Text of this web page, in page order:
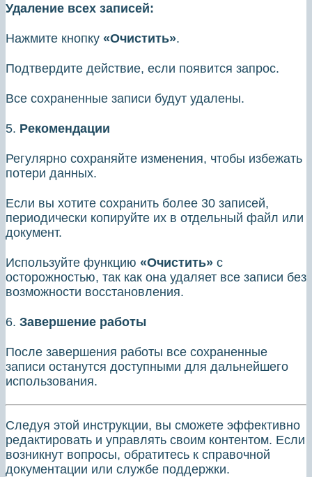
Удаление всех записей:
Нажмите кнопку «Очистить».
Подтвердите действие, если появится запрос.
Все сохраненные записи будут удалены.
5. Рекомендации
Регулярно сохраняйте изменения, чтобы избежать
потери данных.
Если вы хотите сохранить более 30 записей,
периодически копируйте их в отдельный файл или
документ.
Используйте функцию «Очистить» с
осторожностью, так как она удаляет все записи без
возможности восстановления.
6. Завершение работы
После завершения работы все сохраненные
записи останутся доступными для дальнейшего
использования.
Следуя этой инструкции, вы сможете эффективно
редактировать и управлять своим контентом. Если
возникнут вопросы, обратитесь к справочной
документации или службе поддержки.